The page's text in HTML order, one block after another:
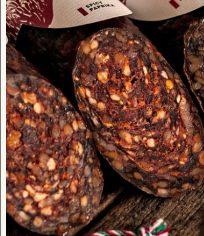
KATEGÓRIÁK
Mentsük meg!
Szarvas
Angus Marha
Őz
Ajándékdobozok
Minden Ínyencség
SEGÍTSÉGRE VAN
Írj Emailt: